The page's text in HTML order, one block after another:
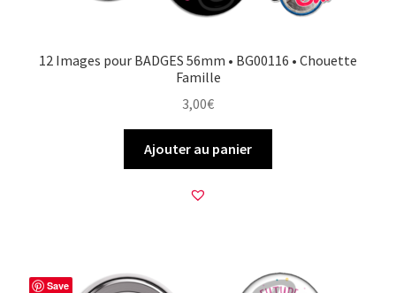
12 Images pour BADGES 56mm • BG00116 • Chouette
Famille
3,00€
Ajouter au panier
Save